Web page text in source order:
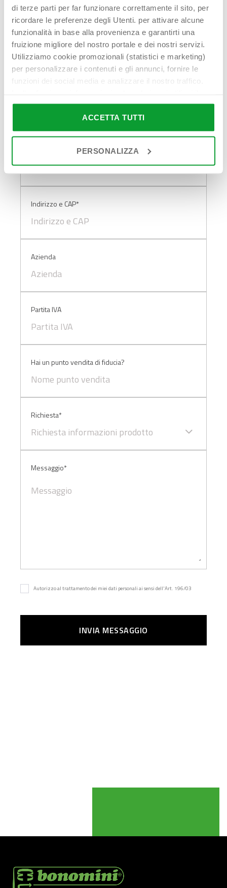
di terze parti per far funzionare correttamente il sito, per
ricordare le preferenze degli Utenti. per attivare alcune
funzionalità in base alla provenienza e garantirti una
fruizione migliore del nostro portale e dei nostri servizi.
Utilizziamo cookie promozionali (statistici e marketing)
per personalizzare i contenuti e gli annunci, fornire le
funzioni dei social media e analizzare il nostro traffico.
nostro sito ai nostri partner che si occupano di analisi dei
dati web, pubblicità e social media, i quali potrebbero
combinarle con altre informazioni che hai fornito loro o
Cliccando su “PERSONALIZZA“ potrai scegliere quali
cookie potranno essere implementati ad esclusione di
implementare tutti i cookie. Chiudendo questo banner
funzionamento del sito. Per tutte le informazioni complete
ti invitiamo a consultare le "Informazioni sui Cookie" qui
ACCETTA TUTTI
PERSONALIZZA
Nome Cognome*
Indirizzo e CAP*
Azienda
Partita IVA
Hai un punto vendita di fiducia?
Richiesta*
Richiesta informazioni prodotto
Messaggio*
Autorizzo al trattamento dei miei dati personali ai sensi dell'Art. 196/03